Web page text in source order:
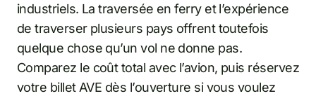
industriels. La traversée en ferry et l’expérience
de traverser plusieurs pays offrent toutefois
quelque chose qu’un vol ne donne pas.
Comparez le coût total avec l’avion, puis réservez
votre billet AVE dès l’ouverture si vous voulez